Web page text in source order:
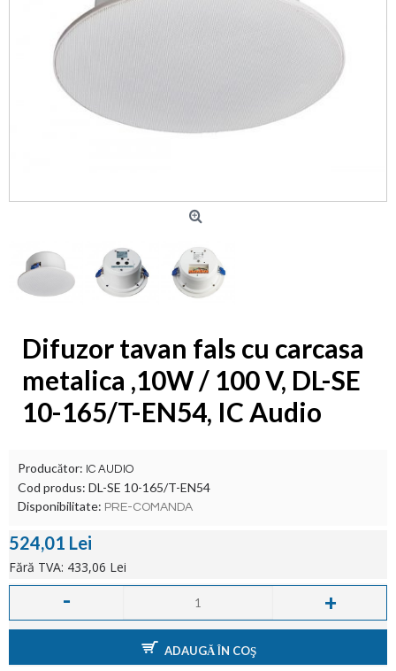
Difuzor tavan fals cu carcasa
metalica ,10W / 100 V, DL-SE
10-165/T-EN54, IC Audio
Producător: IC AUDIO
Cod produs: DL-SE 10-165/T-EN54
Disponibilitate: PRE-COMANDA
524,01 Lei
Fără TVA: 433,06 Lei
- +
ADAUGĂ ÎN COŞ